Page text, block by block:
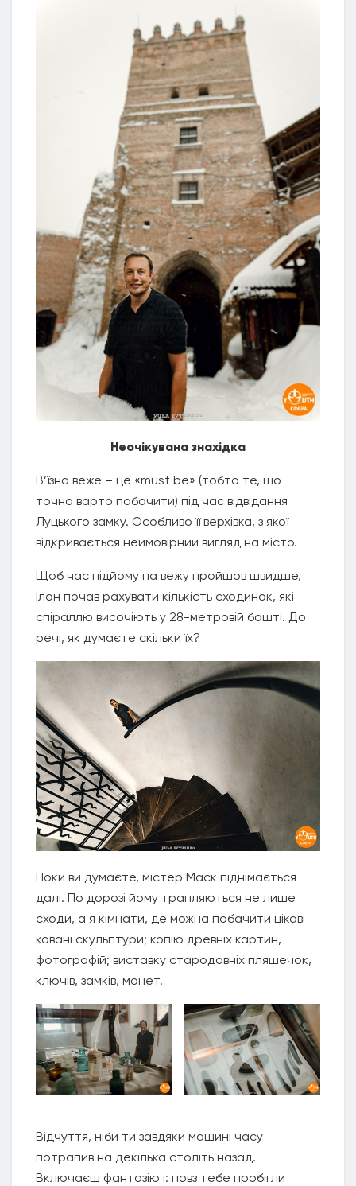
Неочікувана знахідка
В’їзна веже – це «must be» (тобто те, що
точно варто побачити) під час відвідання
Луцького замку. Особливо її верхівка, з якої
відкривається неймовірний вигляд на місто.
Щоб час підйому на вежу пройшов швидше,
Ілон почав рахувати кількість сходинок, які
спіраллю височіють у 28-метровій башті. До
речі, як думаєте скільки їх?
Поки ви думаєте, містер Маск піднімається
далі. По дорозі йому трапляються не лише
сходи, а я кімнати, де можна побачити цікаві
ковані скульптури; копію древніх картин,
фотографій; виставку стародавніх пляшечок,
ключів, замків, монет.
Відчуття, ніби ти завдяки машині часу
потрапив на декілька століть назад.
Включаєш фантазію і: повз тебе пробігли